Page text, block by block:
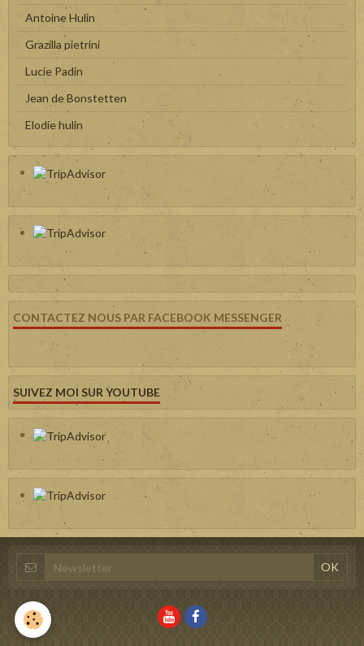
Antoine Hulin
Grazilla pietrini
Lucie Padin
Jean de Bonstetten
Elodie hulin
CONTACTEZ NOUS PAR FACEBOOK MESSENGER
SUIVEZ MOI SUR YOUTUBE